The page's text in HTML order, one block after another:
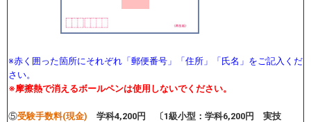
※赤く囲った箇所にそれぞれ「郵便番号」「住所」「氏名」をご記入くだ
さい。
※摩擦熱で消えるボールペンは使用しないでください。
⑤受験手数料(現金) 学科4,200円 〔1級小型：学科6,200円 実技